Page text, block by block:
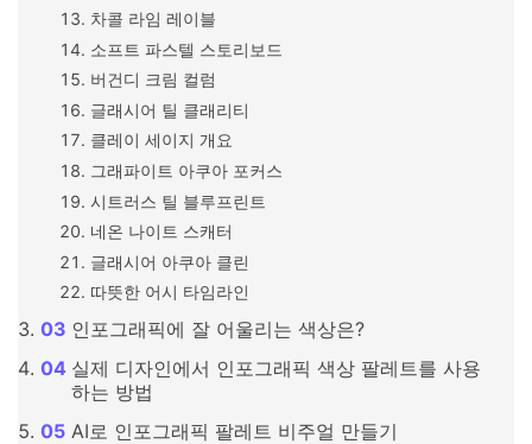
차콜 라임 레이블
소프트 파스텔 스토리보드
버건디 크림 컬럼
글래시어 틸 클래리티
클레이 세이지 개요
그래파이트 아쿠아 포커스
시트러스 틸 블루프린트
네온 나이트 스캐터
글래시어 아쿠아 클린
따뜻한 어시 타임라인
인포그래픽에 잘 어울리는 색상은?
실제 디자인에서 인포그래픽 색상 팔레트를 사용
하는 방법
AI로 인포그래픽 팔레트 비주얼 만들기